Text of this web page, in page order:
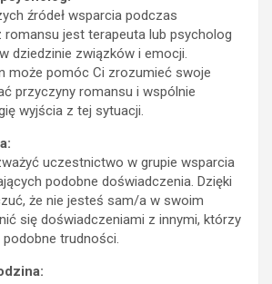
źródeł wsparcia podczas
jest terapeuta lub psycholog
dziedzinie związków i emocji.
może pomóc Ci zrozumieć swoje
przyczyny romansu i wspólnie
wyjścia z tej sytuacji.
uczestnictwo w grupie wsparcia
podobne doświadczenia. Dzięki
że nie jesteś sam/a w swoim
się doświadczeniami z innymi, którzy
trudności.